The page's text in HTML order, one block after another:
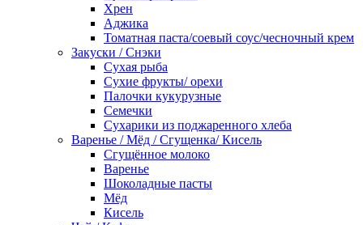
Хрен
Аджика
Томатная паста/соевый соус/чесночный крем
Закуски / Снэки
Сухая рыба
Сухие фрукты/ орехи
Палочки кукурузные
Семечки
Сухарики из поджаренного хлеба
Варенье / Мёд / Сгущенка/ Кисель
Сгущённое молоко
Варенье
Шоколадные пасты
Мёд
Кисель